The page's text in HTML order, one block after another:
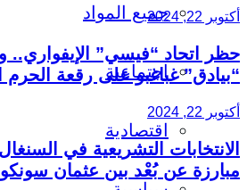
جميع المواد
اجتماعية
اقتصادية
أكتوبر 22, 2024
حظر اتحاد “فيسي” الإيفواري..
“بيادق” غباغبو على رقعة الحرم
أكتوبر 22, 2024
الانتخابات التشريعية في
مبارزة عن بُعْد بين عثمان